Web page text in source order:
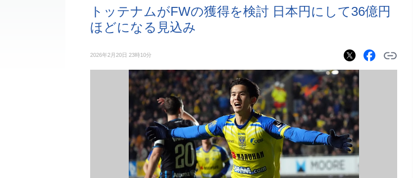
トッテナムがFWの獲得を検討 日本円にして36億円
ほどになる見込み
2026年2月20日 23時10分